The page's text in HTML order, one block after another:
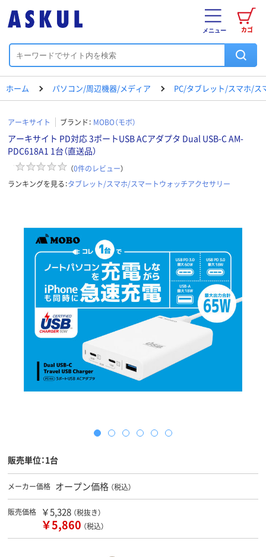
カゴ
メニュー
ホーム パソコン/周辺機器/メディア PC/タブレット/スマホ/ス
アーキサイト ブランド： MOBO（モボ）
アーキサイト PD対応 3ポートUSB ACアダプタ Dual USB-C AM-
PDC618A1 1台（直送品）
（0件のレビュー）
ランキングを見る：タブレット/スマホ/スマートウォッチアクセサリー
販売単位：1台
メーカー価格 オープン価格 （税込）
販売価格 ￥5,328 （税抜き）
￥5,860 （税込）